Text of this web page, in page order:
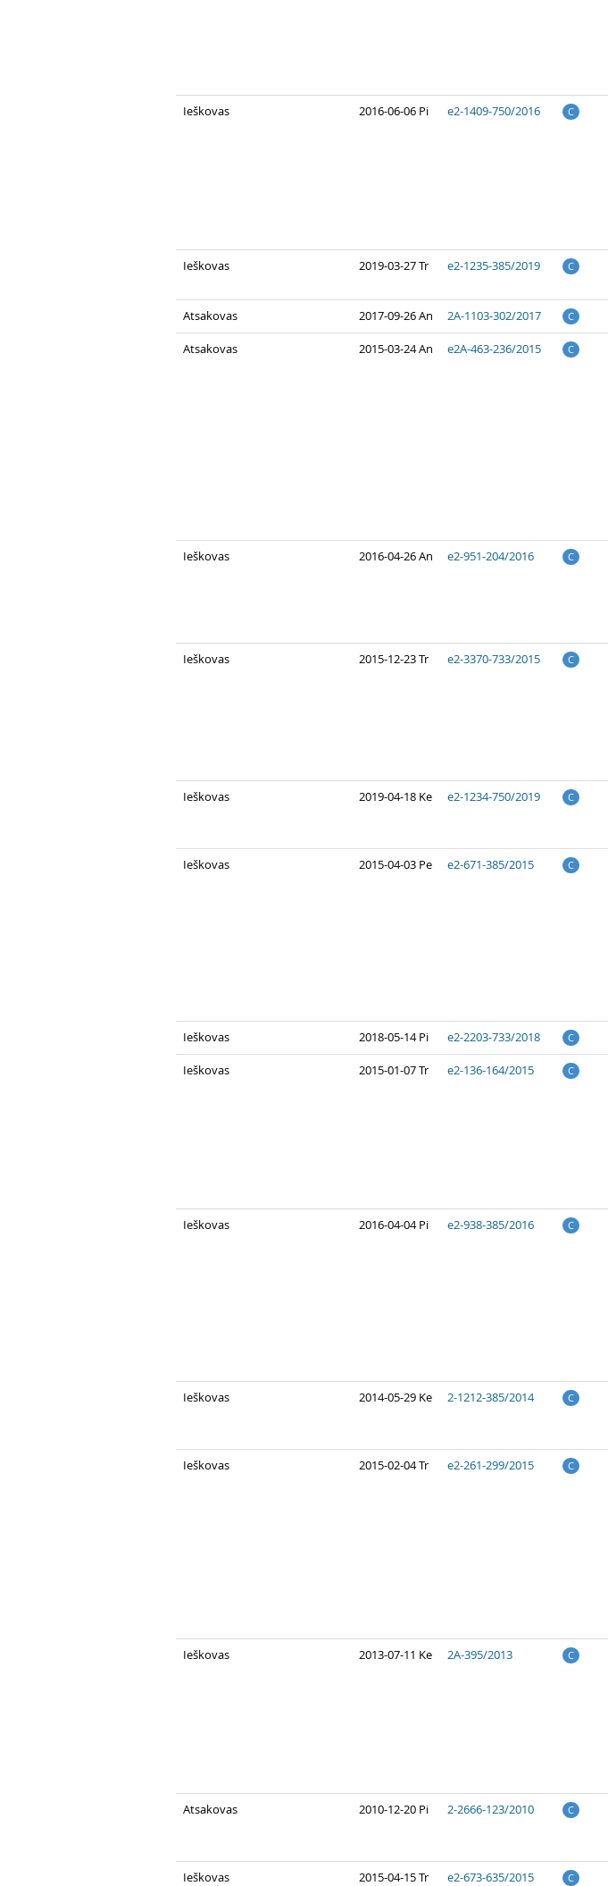
Ieškovas 2016-06-06 Pi e2-1409-750/2016 C
Ieškovas 2019-03-27 Tr e2-1235-385/2019 C
Atsakovas 2017-09-26 An 2A-1103-302/2017 C
Atsakovas 2015-03-24 An e2A-463-236/2015 C
Ieškovas 2016-04-26 An e2-951-204/2016 C
Ieškovas 2015-12-23 Tr e2-3370-733/2015 C
Ieškovas 2019-04-18 Ke e2-1234-750/2019 C
Ieškovas 2015-04-03 Pe e2-671-385/2015 C
Ieškovas 2018-05-14 Pi e2-2203-733/2018 C
Ieškovas 2015-01-07 Tr e2-136-164/2015 C
Ieškovas 2016-04-04 Pi e2-938-385/2016 C
Ieškovas 2014-05-29 Ke 2-1212-385/2014 C
Ieškovas 2015-02-04 Tr e2-261-299/2015 C
Ieškovas 2013-07-11 Ke 2A-395/2013 C
Atsakovas 2010-12-20 Pi 2-2666-123/2010 C
Ieškovas 2015-04-15 Tr e2-673-635/2015 C